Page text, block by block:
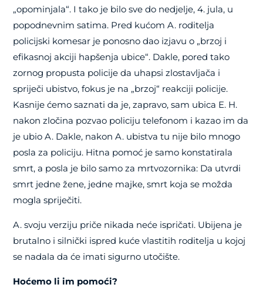
„opominjala“. I tako je bilo sve do nedjelje, 4. jula, u
popodnevnim satima. Pred kućom A. roditelja
policijski komesar je ponosno dao izjavu o „brzoj i
efikasnoj akciji hapšenja ubice“. Dakle, pored tako
zornog propusta policije da uhapsi zlostavljača i
spriječi ubistvo, fokus je na „brzoj“ reakciji policije.
Kasnije ćemo saznati da je, zapravo, sam ubica E. H.
nakon zločina pozvao policiju telefonom i kazao im da
je ubio A. Dakle, nakon A. ubistva tu nije bilo mnogo
posla za policiju. Hitna pomoć je samo konstatirala
smrt, a posla je bilo samo za mrtvozornika: Da utvrdi
smrt jedne žene, jedne majke, smrt koja se možda
mogla spriječiti.
A. svoju verziju priče nikada neće ispričati. Ubijena je
brutalno i silnički ispred kuće vlastitih roditelja u kojoj
se nadala da će imati sigurno utočište.
Hoćemo li im pomoći?